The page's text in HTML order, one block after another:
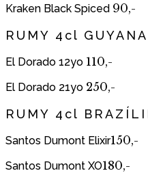
Kraken Black Spiced 90,-
RUMY 4cl GUYANA
El Dorado 12yo 110,-
El Dorado 21yo 250,-
RUMY 4cl
Santos Dumont Elixir150,-
Santos Dumont XO180,-